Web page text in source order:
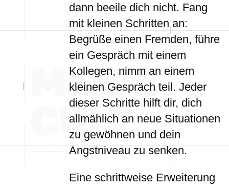
dann beeile dich nicht. Fang
mit kleinen Schritten an:
Begrüße einen Fremden, führe
ein Gespräch mit einem
Kollegen, nimm an einem
kleinen Gespräch teil. Jeder
dieser Schritte hilft dir, dich
allmählich an neue Situationen
zu gewöhnen und dein
Angstniveau zu senken.
Eine schrittweise Erweiterung